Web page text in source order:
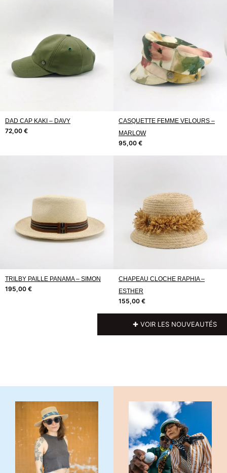
DAD CAP KAKI – DAVY
72,00 €
CASQUETTE FEMME VELOURS –
MARLOW
95,00 €
TRILBY PAILLE PANAMA – SIMON
195,00 €
CHAPEAU CLOCHE RAPHIA –
ESTHER
155,00 €
✚ VOIR LES NOUVEAUTÉS